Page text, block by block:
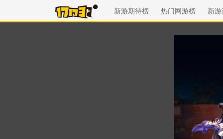
新游期待榜 热门网游榜 新